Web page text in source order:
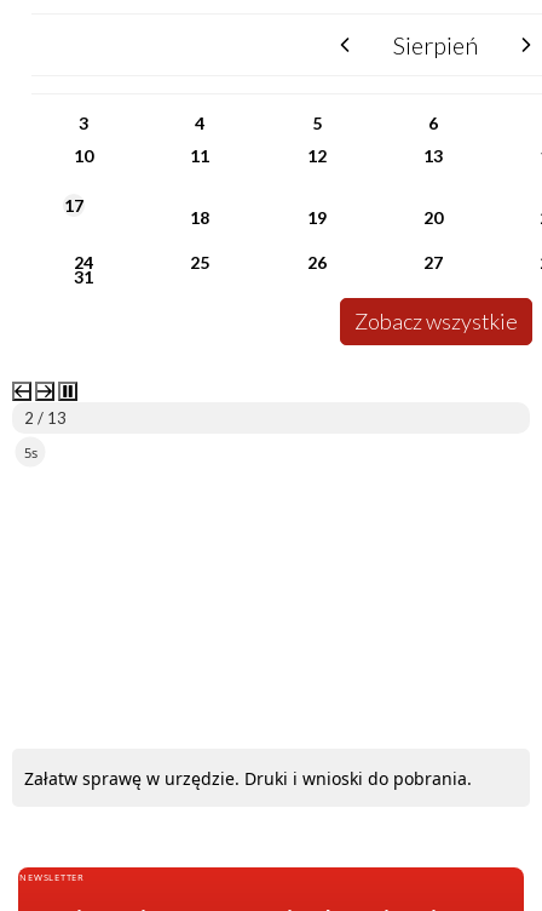
poprzedni miesiącSierpień
3 4 5
6
10
11 12 13
17
18 19 20
24 25 26 27
31
Zobacz wszystkie
2 / 13
5s
Załatw sprawę w urzędzie. Druki i wnioski do pobrania.
NEWSLETTER